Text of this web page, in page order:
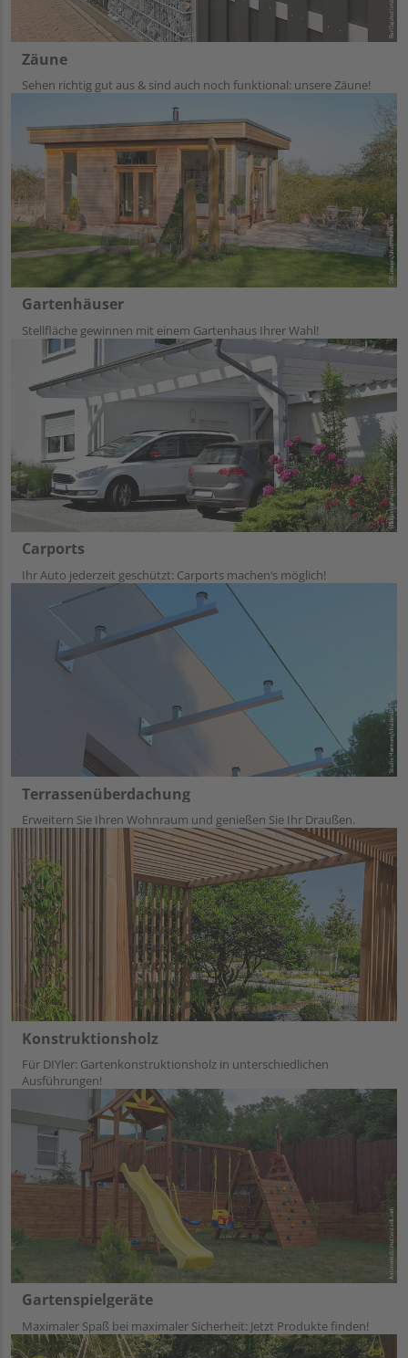
Zäune
Sehen richtig gut aus & sind auch noch funktional: unsere Zäune!
Gartenhäuser
Stellfläche gewinnen mit einem Gartenhaus Ihrer Wahl!
Carports
Ihr Auto jederzeit geschützt: Carports machen‘s möglich!
Terrassenüberdachung
Erweitern Sie Ihren Wohnraum und genießen Sie Ihr Draußen.
Konstruktionsholz
Für DIYler: Gartenkonstruktionsholz in unterschiedlichen
Ausführungen!
Gartenspielgeräte
Maximaler Spaß bei maximaler Sicherheit: Jetzt Produkte finden!